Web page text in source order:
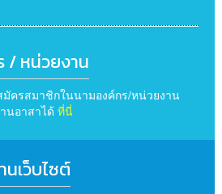
/ หน่วยงาน
มัครสมาชิกในนามองค์กร/หน่วยงาน
นอาสาได้ ที่นี่
นเว็บไซต์